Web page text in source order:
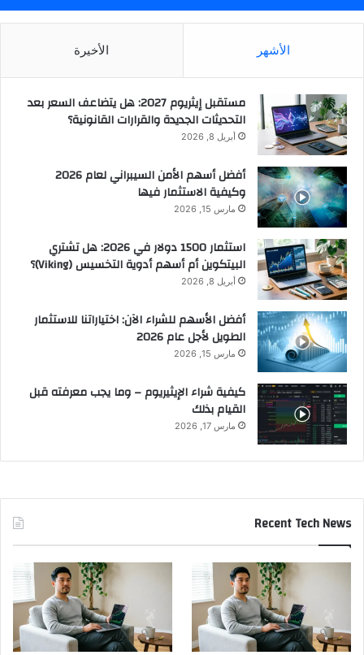
الأشهر الأخيرة
مستقبل إيثريوم 2027: هل يتضاعف السعر بعد
التحديثات الجديدة والقرارات القانونية؟
أبريل 8, 2026
أفضل أسهم الأمن السيبراني لعام 2026
وكيفية الاستثمار فيها
مارس 15, 2026
استثمار 1500 دولار في 2026: هل تشتري
البيتكوين أم أسهم أدوية التخسيس (Viking)؟
أبريل 8, 2026
أفضل الأسهم للشراء الآن: اختياراتنا للاستثمار
الطويل لأجل عام 2026
مارس 15, 2026
كيفية شراء الإيثيريوم – وما يجب معرفته قبل
القيام بذلك
مارس 17, 2026
Recent Tech News